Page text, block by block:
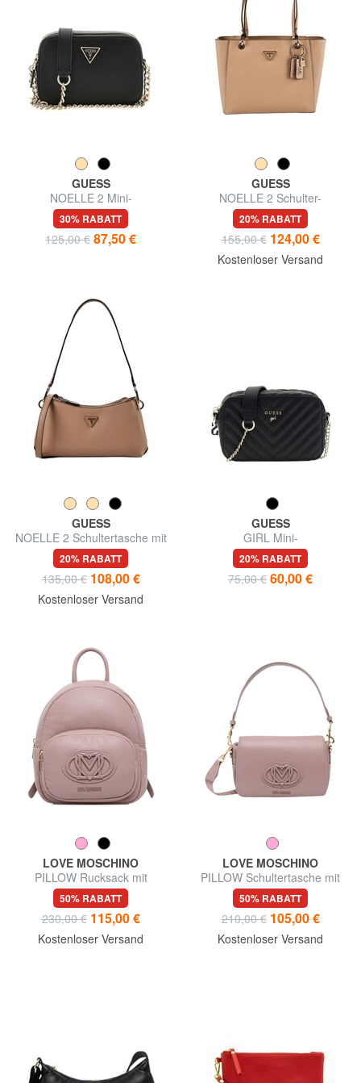
GUESS
NOELLE 2 Mini-
Schulterkameratasche
30% RABATT
125,00 € 87,50 €
GUESS
NOELLE 2 Schulter-
Einkaufstasche
20% RABATT
155,00 € 124,00 €
Kostenloser Versand
GUESS
NOELLE 2 Schultertasche mit
Schultergurt
20% RABATT
135,00 € 108,00 €
Kostenloser Versand
GUESS
GIRL Mini-
Schulterkameratasche
20% RABATT
75,00 € 60,00 €
LOVE MOSCHINO
PILLOW Rucksack mit
Vordertasche
50% RABATT
230,00 € 115,00 €
Kostenloser Versand
LOVE MOSCHINO
PILLOW Schultertasche mit
Schultergurt
50% RABATT
210,00 € 105,00 €
Kostenloser Versand